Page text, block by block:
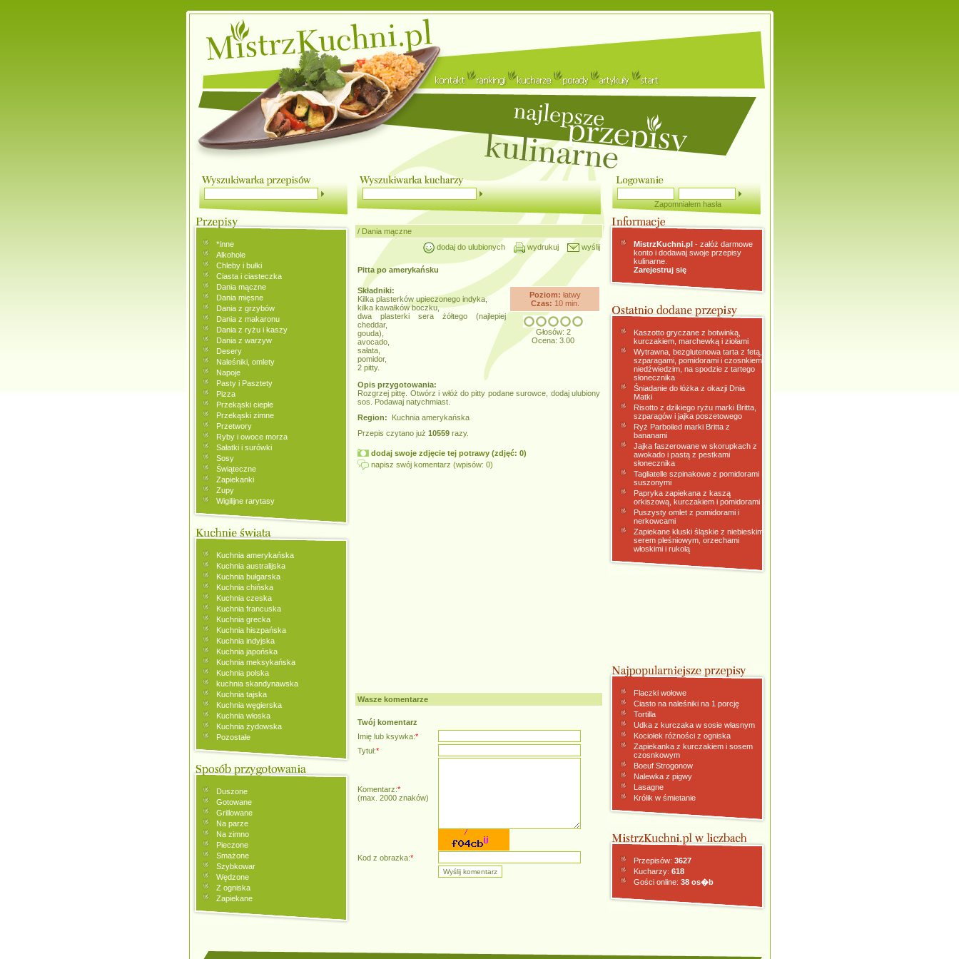
Zapomniałem hasła
*Inne
Alkohole
Chleby i bułki
Ciasta i ciasteczka
Dania mączne
Dania mięsne
Dania z grzybów
Dania z makaronu
Dania z ryżu i kaszy
Dania z warzyw
Desery
Naleśniki, omlety
Napoje
Pasty i Pasztety
Pizza
Przekąski ciepłe
Przekąski zimne
Przetwory
Ryby i owoce morza
Sałatki i surówki
Sosy
Świąteczne
Zapiekanki
Zupy
Wigilijne rarytasy
Kuchnia amerykańska
Kuchnia australijska
Kuchnia bułgarska
Kuchnia chińska
Kuchnia czeska
Kuchnia francuska
Kuchnia grecka
Kuchnia hiszpańska
Kuchnia indyjska
Kuchnia japońska
Kuchnia meksykańska
Kuchnia polska
kuchnia skandynawska
Kuchnia tajska
Kuchnia węgierska
Kuchnia włoska
Kuchnia żydowska
Pozostałe
Duszone
Gotowane
Grillowane
Na parze
Na zimno
Pieczone
Smażone
Szybkowar
Wędzone
Z ogniska
Zapiekane
/ Dania mączne
dodaj do ulubionych
wydrukuj wyślij
Pitta po amerykańsku
Poziom: łatwy
Czas: 10 min.
Głosów: 2
Ocena: 3.00
Składniki:
Kilka plasterków upieczonego indyka,
kilka kawałków boczku,
dwa plasterki sera żółtego (najlepiej
cheddar,
gouda),
avocado,
sałata,
pomidor,
2 pitty.
Opis przygotowania:
Rozgrzej pittę. Otwórz i włóż do pitty podane surowce, dodaj ulubiony
sos. Podawaj natychmiast.
Region: Kuchnia amerykańska
Przepis czytano już 10559 razy.
dodaj swoje zdjęcie tej potrawy (zdjęć: 0)
napisz swój komentarz (wpisów: 0)
Wasze komentarze
Twój komentarz
Imię lub ksywka:*
Tytuł:*
Komentarz:*
(max. 2000 znaków)
Kod z obrazka:*
MistrzKuchni.pl- załóż darmowe
konto i dodawaj swoje przepisy
kulinarne.
Zarejestruj się
Kaszotto gryczane z botwinką,
kurczakiem, marchewką i ziołami
Wytrawna, bezglutenowa tarta z fetą,
szparagami, pomidorami i czosnkiem
niedźwiedzim, na spodzie z tartego
słonecznika
Śniadanie do łóżka z okazji Dnia
Matki
Risotto z dzikiego ryżu marki Britta,
szparagów i jajka poszetowego
Ryż Parboiled marki Britta z
bananami
Jajka faszerowane w skorupkach z
awokado i pastą z pestkami
słonecznika
Tagliatelle szpinakowe z pomidorami
suszonymi
Papryka zapiekana z kaszą
orkiszową, kurczakiem i pomidorami
Puszysty omlet z pomidorami i
nerkowcami
Zapiekane kluski śląskie z niebieskim
serem pleśniowym, orzechami
włoskimi i rukolą
Flaczki wołowe
Ciasto na naleśniki na 1 porcję
Tortilla
Udka z kurczaka w sosie własnym
Kociołek różności z ogniska
Zapiekanka z kurczakiem i sosem
czosnkowym
Boeuf Strogonow
Nalewka z pigwy
Lasagne
Królik w śmietanie
Przepisów: 3627
Kucharzy: 618
Gości online: 38 os�b